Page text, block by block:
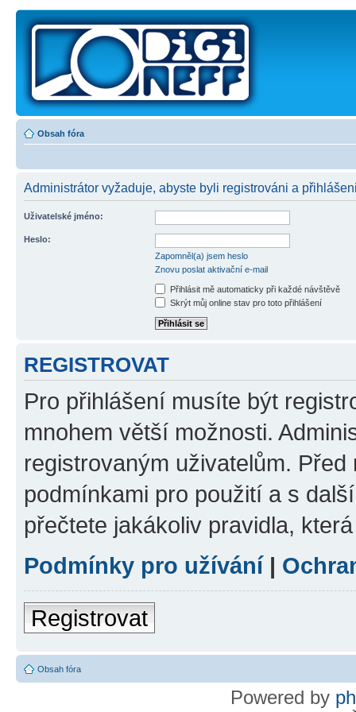
Obsah fóra
Administrátor vyžaduje, abyste byli registrováni a
Uživatelské jméno:
Heslo:
Zapomněl(a) jsem heslo
Znovu poslat aktivační e-mail
Přihlásit mě automaticky při každé návštěvě
Skrýt můj online stav pro toto přihlášení
REGISTROVAT
Pro přihlášení musíte být
mnohem větší možnosti.
registrovaným uživatelům.
podmínkami pro použití a s
přečtete jakákoliv pravidla,
Podmínky pro užívání|
Registrovat
Obsah fóra
Powered by